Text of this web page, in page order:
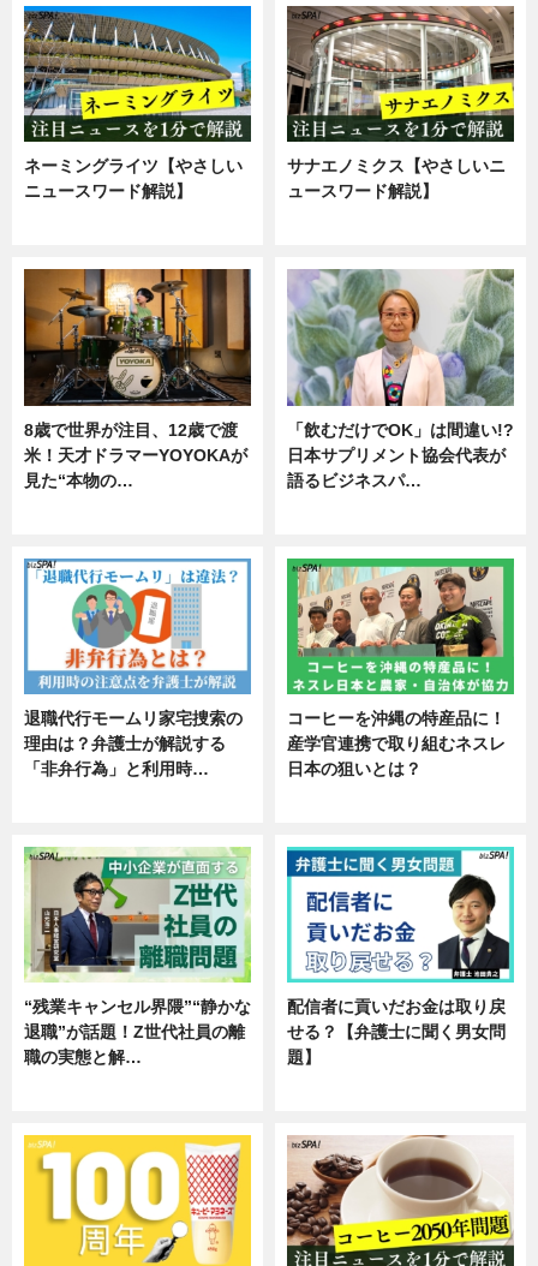
ネーミングライツ【やさしい
ニュースワード解説】
サナエノミクス【やさしいニ
ュースワード解説】
8歳で世界が注目、12歳で渡
米！天才ドラマーYOYOKAが
見た“本物の…
「飲むだけでOK」は間違い!?
日本サプリメント協会代表が
語るビジネスパ…
退職代行モームリ家宅捜索の
理由は？弁護士が解説する
「非弁行為」と利用時…
コーヒーを沖縄の特産品に！
産学官連携で取り組むネスレ
日本の狙いとは？
“残業キャンセル界隈”“静かな
退職”が話題！Z世代社員の離
職の実態と解…
配信者に貢いだお金は取り戻
せる？【弁護士に聞く男女問
題】